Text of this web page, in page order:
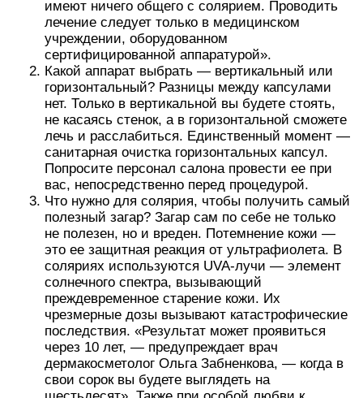
имеют ничего общего с солярием. Проводить
лечение следует только в медицинском
учреждении, оборудованном
сертифицированной аппаратурой».
Какой аппарат выбрать — вертикальный или
горизонтальный? Разницы между капсулами
нет. Только в вертикальной вы будете стоять,
не касаясь стенок, а в горизонтальной сможете
лечь и расслабиться. Единственный момент —
санитарная очистка горизонтальных капсул.
Попросите персонал салона провести ее при
вас, непосредственно перед процедурой.
Что нужно для солярия, чтобы получить самый
полезный загар? Загар сам по себе не только
не полезен, но и вреден. Потемнение кожи —
это ее защитная реакция от ультрафиолета. В
соляриях используются UVA-лучи — элемент
солнечного спектра, вызывающий
преждевременное старение кожи. Их
чрезмерные дозы вызывают катастрофические
последствия. «Результат может проявиться
через 10 лет, — предупреждает врач
дермакосметолог Ольга Забненкова, — когда в
свои сорок вы будете выглядеть на